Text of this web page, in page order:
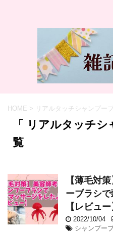
HOME > リアルタッチシャンプー
「 リアルタッチ
覧
【薄毛対
ーブラシ
【レビュー
2022/10/04
シャンプー